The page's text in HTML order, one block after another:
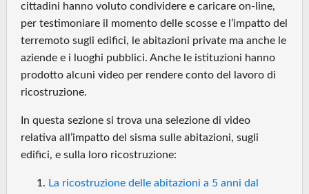
cittadini hanno voluto condividere e caricare on-line,
per testimoniare il momento delle scosse e l’impatto del
terremoto sugli edifici, le abitazioni private ma anche le
aziende e i luoghi pubblici. Anche le istituzioni hanno
prodotto alcuni video per rendere conto del lavoro di
ricostruzione.
In questa sezione si trova una selezione di video
relativa all’impatto del sisma sulle abitazioni, sugli
edifici, e sulla loro ricostruzione:
La ricostruzione delle abitazioni a 5 anni dal